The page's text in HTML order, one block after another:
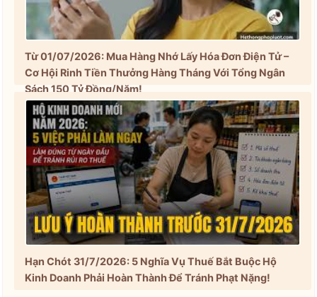
Từ 01/07/2026: Mua Hàng Nhớ Lấy Hóa Đơn Điện Tử –
Cơ Hội Rinh Tiền Thưởng Hàng Tháng Với Tổng Ngân
Sách 150 Tỷ Đồng/Năm!
Hạn Chót 31/7/2026: 5 Nghĩa Vụ Thuế Bắt Buộc Hộ
Kinh Doanh Phải Hoàn Thành Để Tránh Phạt Nặng!